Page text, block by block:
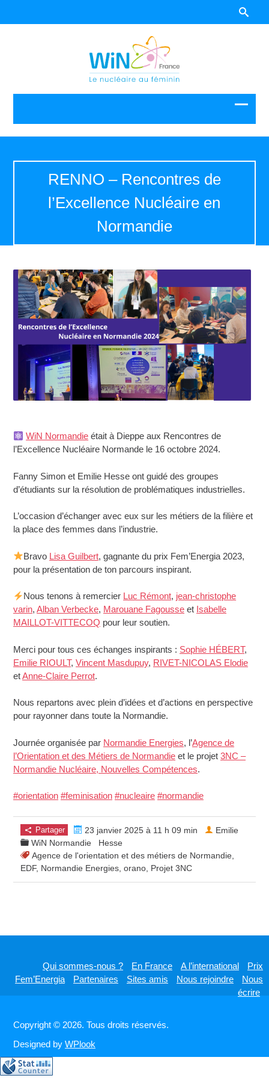
RENNO – Rencontres de
l’Excellence Nucléaire en
Normandie
WiN Normandie était à Dieppe aux Rencontres de
l’Excellence Nucléaire Normande le 16 octobre 2024.
Fanny Simon et Emilie Hesse ont guidé des groupes
d’étudiants sur la résolution de problématiques industrielles.
‍L’occasion d’échanger avec eux sur les métiers de la filière et
la place des femmes dans l’industrie.
Bravo Lisa Guilbert, gagnante du prix Fem’Energia 2023,
pour la présentation de ton parcours inspirant.
Nous tenons à remercier Luc Rémont, jean-christophe
varin,Alban Verbecke, Marouane Fagousse et Isabelle
MAILLOT-VITTECOQ pour leur soutien.
Merci pour tous ces échanges inspirants : Sophie HÉBERT,
Emilie RIOULT,Vincent Masdupuy, RIVET-NICOLAS Elodie
etAnne-Claire Perrot.
Nous repartons avec plein d’idées et d’actions en perspective
pour rayonner dans toute la Normandie.
Journée organisée par Normandie Energies, l’Agence de
l’Orientation et des Métiers de Normandie et le projet3NC –
Normandie Nucléaire, Nouvelles Compétences.
#orientation #feminisation #nucleaire #normandie
Partager
23 janvier 2025 à 11 h 09 min
WiN Normandie
Agence de l'orientation et des métiers de Normandie
EDF, Normandie Energies ,orano Projet 3NC
Emilie
Hesse
Qui sommes-nous ? En France A l’international
Prix
Fem’Energia
Partenaires Sites amis Nous rejoindre
Nous
écrire
Copyright © 2026. Tous droits réservés.
Designed byWPlook